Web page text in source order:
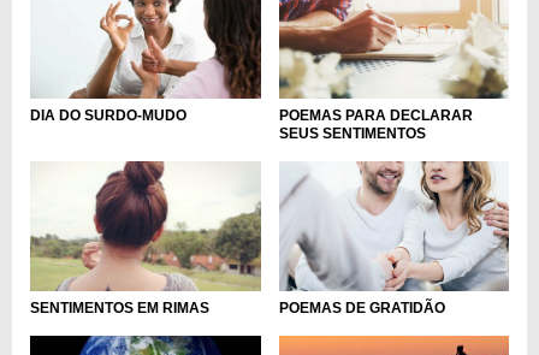
DIA DO SURDO-MUDO
POEMAS PARA DECLARAR
SEUS SENTIMENTOS
SENTIMENTOS EM RIMAS POEMAS DE GRATIDÃO